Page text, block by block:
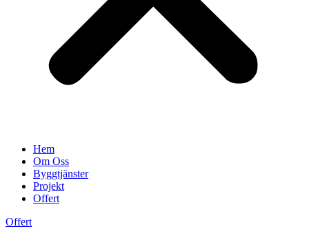
Hem
Om Oss
Byggtjänster
Projekt
Offert
Offert